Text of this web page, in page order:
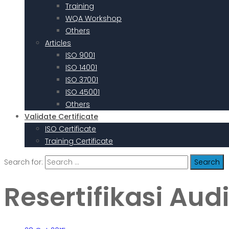
Training
WQA Workshop
Others
Articles
ISO 9001
ISO 14001
ISO 37001
ISO 45001
Others
Validate Certificate
ISO Certificate
Training Certificate
Search for:
Resertifikasi